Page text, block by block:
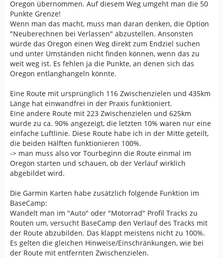
Oregon übernommen. Auf diesem Weg umgeht man die 50
Punkte Grenze!
Wenn man das macht, muss man daran denken, die Option
"Neuberechnen bei Verlassen" abzustellen. Ansonsten
würde das Oregon einen Weg direkt zum Endziel suchen
und unter Umständen nicht finden können, wenn das zu
weit weg ist. Es fehlen ja die Punkte, an denen sich das
Oregon entlanghangeln könnte.
Eine Route mit ursprünglich 116 Zwischenzielen und 435km
Länge hat einwandfrei in der Praxis funktioniert.
Eine andere Route mit 223 Zwischenzielen und 625km
wurde zu ca. 90% angezeigt, die letzten 10% waren nur eine
einfache Luftlinie. Diese Route habe ich in der Mitte geteilt,
die beiden Hälften funktionieren 100%.
-> man muss also vor Tourbeginn die Route einmal im
Oregon starten und schauen, ob der Verlauf wirklich
abgebildet wird.
Die Garmin Karten habe zusätzlich folgende Funktion im
BaseCamp:
Wandelt man im "Auto" oder "Motorrad" Profil Tracks zu
Routen um, versucht BaseCamp den Verlauf des Tracks mit
der Route abzubilden. Das klappt meistens nicht zu 100%.
Es gelten die gleichen Hinweise/Einschränkungen, wie bei
der Route mit entfernten Zwischenzielen.